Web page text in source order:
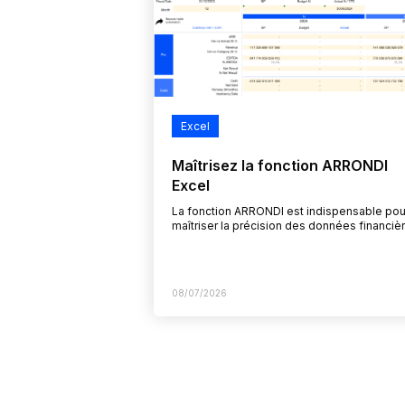
Excel
Maîtrisez la fonction ARRONDI
Excel
La fonction ARRONDI est indispensable
maîtriser la précision des données
08/07/2026